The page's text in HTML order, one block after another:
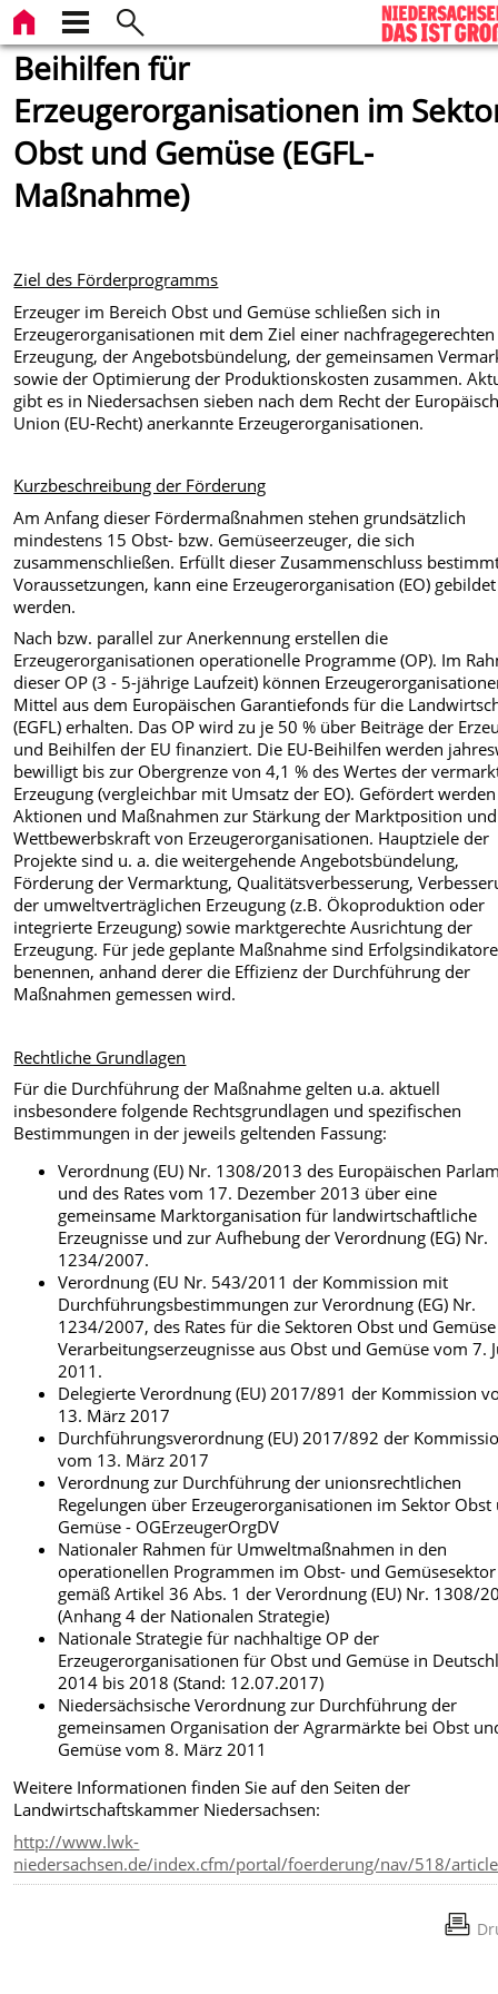
Beihilfen für
Erzeugerorganisationen im
Obst und Gemüse (EGFL-
Maßnahme)
Ziel des Förderprogramms
Erzeuger im Bereich Obst und Gemüse schließen sich in
Erzeugerorganisationen mit dem Ziel einer nachfragegerechten
Erzeugung, der Angebotsbündelung, der gemeinsamen
sowie der Optimierung der Produktionskosten zusammen.
gibt es in Niedersachsen sieben nach dem Recht der
Union (EU-Recht) anerkannte Erzeugerorganisationen.
Kurzbeschreibung der Förderung
Am Anfang dieser Fördermaßnahmen stehen grundsätzlich
mindestens 15 Obst- bzw. Gemüseerzeuger, die sich
zusammenschließen. Erfüllt dieser Zusammenschluss
Voraussetzungen, kann eine Erzeugerorganisation (EO) gebildet
werden.
Nach bzw. parallel zur Anerkennung erstellen die
Erzeugerorganisationen operationelle Programme (OP). Im
dieser OP (3 - 5-jährige Laufzeit) können
Mittel aus dem Europäischen Garantiefonds für die
(EGFL) erhalten. Das OP wird zu je 50 % über Beiträge der
und Beihilfen der EU finanziert. Die EU-Beihilfen werden
bewilligt bis zur Obergrenze von 4,1 % des Wertes der
Erzeugung (vergleichbar mit Umsatz der EO). Gefördert werden
Aktionen und Maßnahmen zur Stärkung der Marktposition und
Wettbewerbskraft von Erzeugerorganisationen. Hauptziele der
Projekte sind u. a. die weitergehende Angebotsbündelung,
Förderung der Vermarktung, Qualitätsverbesserung,
der umweltverträglichen Erzeugung (z.B. Ökoproduktion oder
integrierte Erzeugung) sowie marktgerechte Ausrichtung der
Erzeugung. Für jede geplante Maßnahme sind
benennen, anhand derer die Effizienz der Durchführung der
Maßnahmen gemessen wird.
Rechtliche Grundlagen
Für die Durchführung der Maßnahme gelten u.a. aktuell
insbesondere folgende Rechtsgrundlagen und spezifischen
Bestimmungen in der jeweils geltenden Fassung:
Verordnung (EU) Nr. 1308/2013 des Europäischen
und des Rates vom 17. Dezember 2013 über eine
gemeinsame Marktorganisation für landwirtschaftliche
Erzeugnisse und zur Aufhebung der Verordnung (EG) Nr.
1234/2007.
Verordnung (EU Nr. 543/2011 der Kommission mit
Durchführungsbestimmungen zur Verordnung (EG) Nr.
1234/2007, des Rates für die Sektoren Obst und
Verarbeitungserzeugnisse aus Obst und Gemüse vom 7.
2011.
Delegierte Verordnung (EU) 2017/891 der Kommission
13. März 2017
Durchführungsverordnung (EU) 2017/892 der
vom 13. März 2017
Verordnung zur Durchführung der unionsrechtlichen
Regelungen über Erzeugerorganisationen im Sektor Obst
Gemüse - OGErzeugerOrgDV
Nationaler Rahmen für Umweltmaßnahmen in den
operationellen Programmen im Obst- und Gemüsesektor
gemäß Artikel 36 Abs. 1 der Verordnung (EU) Nr. 1308/
(Anhang 4 der Nationalen Strategie)
Nationale Strategie für nachhaltige OP der
Erzeugerorganisationen für Obst und Gemüse in
2014 bis 2018 (Stand: 12.07.2017)
Niedersächsische Verordnung zur Durchführung der
gemeinsamen Organisation der Agrarmärkte bei Obst
Gemüse vom 8. März 2011
Weitere Informationen finden Sie auf den Seiten der
Landwirtschaftskammer Niedersachsen:
http://www.lwk-
niedersachsen.de/index.cfm/portal/foerderung/nav/518/